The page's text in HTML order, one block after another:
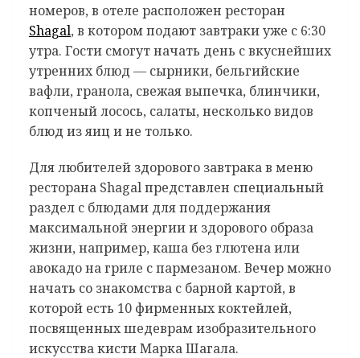
номеров, в отеле расположен ресторан
Shagal, в котором подают завтраки уже с 6:30
утра. Гости смогут начать день с вкуснейших
утренних блюд — сырники, бельгийские
вафли, гранола, свежая выпечка, блинчики,
копченый лосось, салаты, несколько видов
блюд из яиц и не только.
Для любителей здорового завтрака в меню
ресторана Shagal представлен специальный
раздел с блюдами для поддержания
максимальной энергии и здорового образа
жизни, например, каша без глютена или
авокадо на гриле с пармезаном. Вечер можно
начать со знакомства с барнойкартой, в
которой есть 10 фирменных коктейлей,
посвященных шедеврам изобразительного
искусства кисти Марка Шагала.